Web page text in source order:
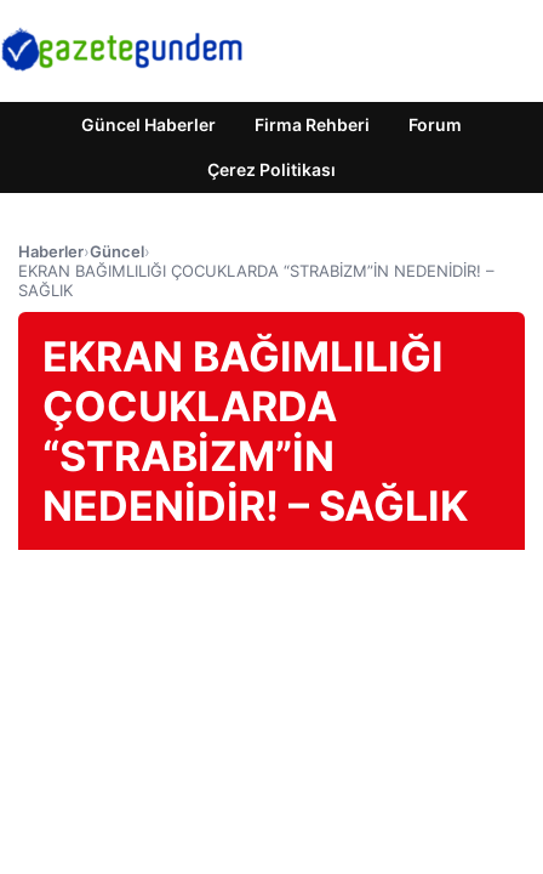
Güncel Haberler Firma Rehberi Forum
Çerez Politikası
Haberler›Güncel›
EKRAN BAĞIMLILIĞI ÇOCUKLARDA “STRABİZM”İN NEDENİDİR! –
SAĞLIK
EKRAN BAĞIMLILIĞI
ÇOCUKLARDA
“STRABİZM”İN
NEDENİDİR! – SAĞLIK